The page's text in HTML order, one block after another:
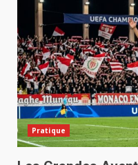
Pratique